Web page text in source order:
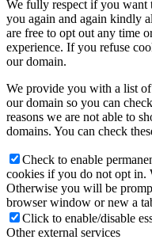
We fully respect if you want
you again and again kindly
are free to opt out any time
experience. If you refuse
our domain.
We provide you with a list
our domain so you can
reasons we are not able to
domains. You can check
Check to enable
cookies if you do not opt in.
Otherwise you will be
browser window or new a
Click to enable/disable
Other external services